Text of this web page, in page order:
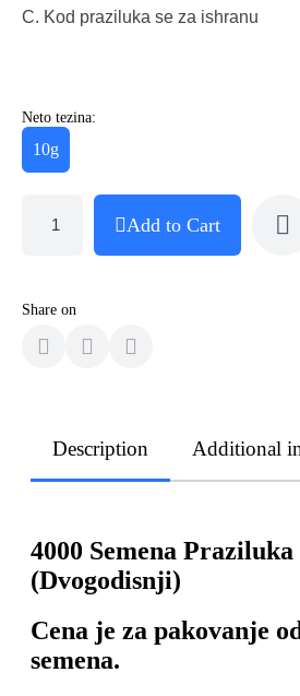
C. Kod praziluka se za ishranu
Neto tezina:
10g
Add to Cart
Share on
Description Additional
4000 Semena
(Dvogodisnji)
Cena je za pakovanje
semena.